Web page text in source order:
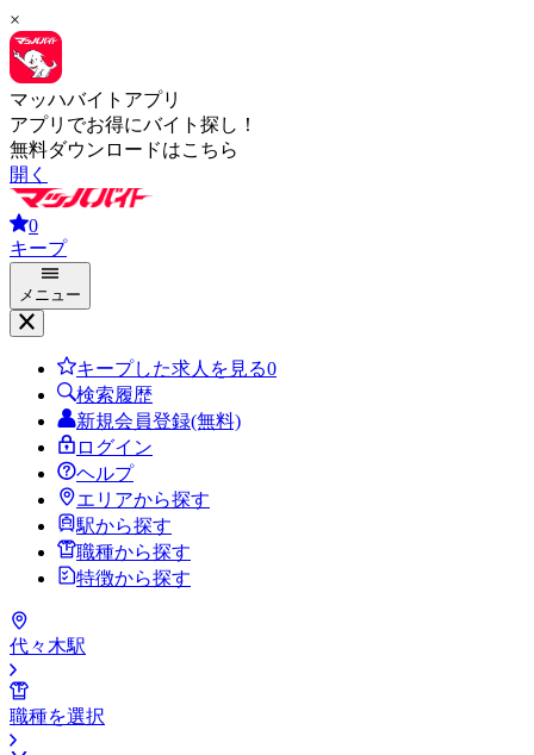
×
マッハバイトアプリ
アプリでお得にバイト探し！
無料ダウンロードはこちら
開く
0
キープ
メニュー
キープした求人を見る0
検索履歴
新規会員登録(無料)
ログイン
ヘルプ
エリアから探す
駅から探す
職種から探す
特徴から探す
代々木駅
職種を選択